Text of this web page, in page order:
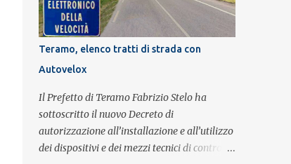
l'energia del celebre gruppo. Lo spettacolo si
inserisce nell'ambito dei festeggiamenti in
onore di Sant'Alfonso, il santo patrono della
città. La formazione sul palco è composta da
Simone Fortuna alla batteria e voce, Fabrizio
Palermo al basso e voce, Tiziano Giampieri
alla chitarra e voce, e Salvo Vinci alla voce.
Salvo Vinci è la voce scelta direttamente da
Brian May e Roger Taylor per il musical We
Teramo, elenco tratti di strada con
Autovelox
Il Prefetto di Teramo Fabrizio Stelo ha
sottoscritto il nuovo Decreto di
autorizzazione all’installazione e all’utilizzo
dei dispositivi e dei mezzi tecnici di controllo